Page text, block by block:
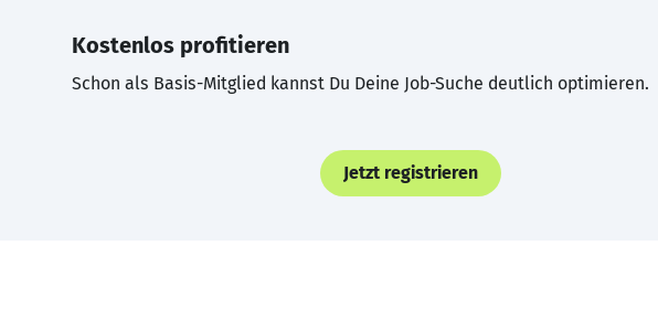
Kostenlos profitieren
Schon als Basis-Mitglied kannst Du Deine Job-Suche deutlich optimieren.
Jetzt registrieren